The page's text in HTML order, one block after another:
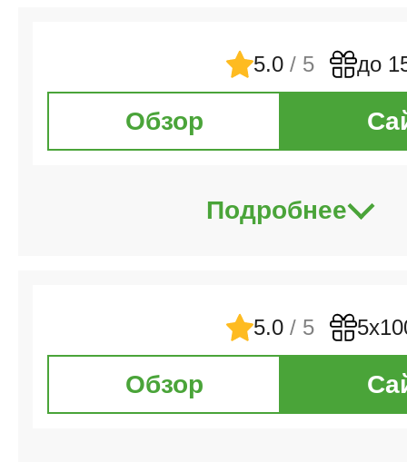
5.0 / 5 до
Обзор
Подробнее
5.0 / 5
Обзор